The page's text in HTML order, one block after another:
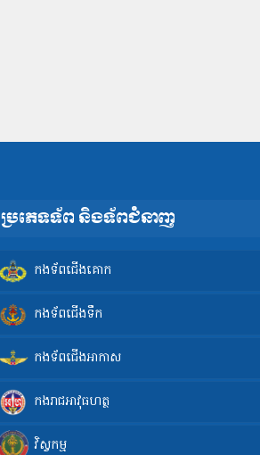
ប្រភេទទ័ព និងទ័ពជំនាញ
កងទ័ពជើងគោក
កងទ័ពជើងទឹក
កងទ័ពជើងអាកាស
កងរាជអាវុធហត្ថ
វិស្វកម្ម